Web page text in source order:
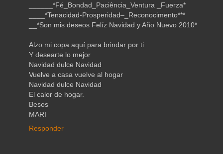
______*Fé_Bondad_Paciência_Ventura _Fuerza*
____*Tenacidad-Prosperidad–_Reconocimento***
__*Son mis deseos Felíz Navidad y Año Nuevo 2010*
Alzo mi copa aquí para brindar por ti
Y desearte lo mejor
Navidad dulce Navidad
Vuelve a casa vuelve al hogar
Navidad dulce Navidad
El calor de hogar.
Besos
MARI
Responder